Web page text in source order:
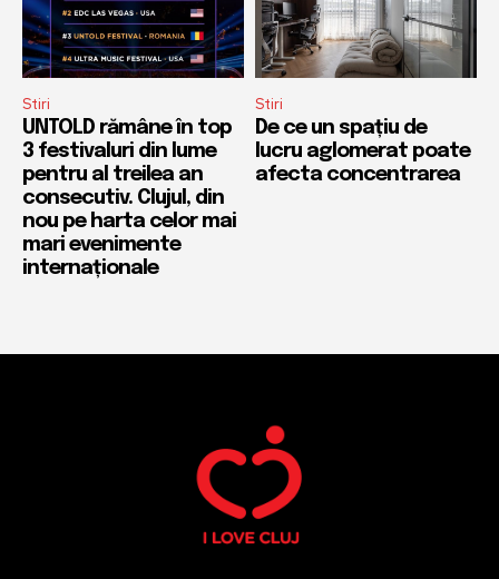
Stiri
UNTOLD rămâne în top
3 festivaluri din lume
pentru al treilea an
consecutiv. Clujul, din
nou pe harta celor mai
mari evenimente
internaționale
Stiri
De ce un spațiu de
lucru aglomerat poate
afecta concentrarea